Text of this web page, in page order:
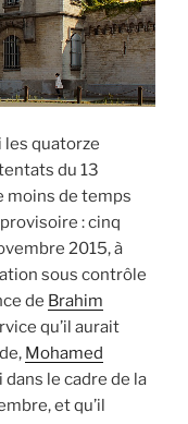
les quatorze
du 13
moins de temps
: cinq
2015, à
sous contrôle
de Brahim
qu’il aurait
Mohamed
dans le cadre de la
et qu’il